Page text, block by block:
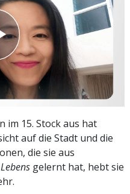
im 15. Stock aus hat
auf die Stadt und die
die sie aus
gelernt hat, hebt sie